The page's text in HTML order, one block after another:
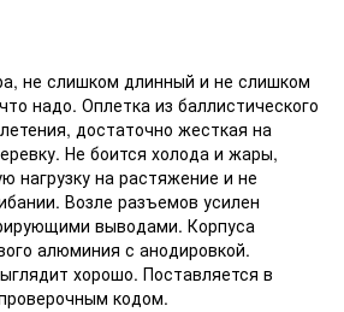
не слишком длинный и не слишком
надо. Оплетка из баллистического
достаточно жесткая на
Не боится холода и жары,
нагрузку на растяжение и не
Возле разъемов усилен
выводами. Корпуса
алюминия с анодировкой.
хорошо. Поставляется в
кодом.